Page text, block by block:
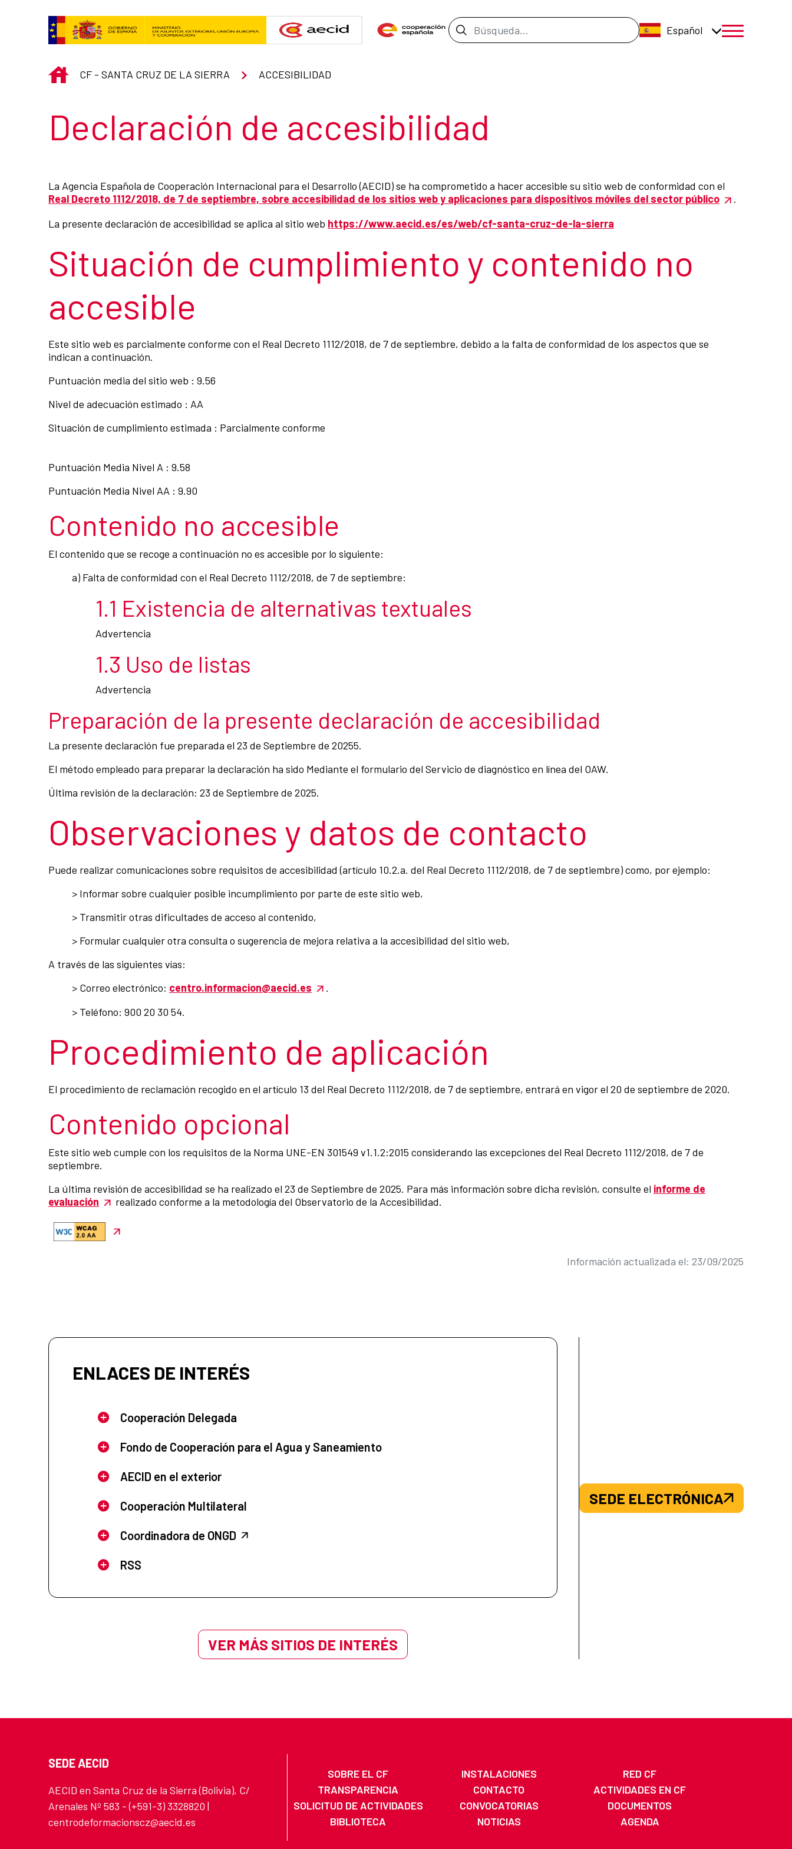
Barra de búsqueda Español
menú móvil
INICIO
CF - SANTA CRUZ DE LA SIERRA ACCESIBILIDAD
Título de la sección
Declaración de accesibilidad
La Agencia Española de Cooperación Internacional para el Desarrollo (AECID) se ha comprometido a hacer accesible su sitio web de conformidad con el
Real Decreto 1112/2018, de 7 de septiembre, sobre accesibilidad de los sitios web y aplicaciones para dispositivos móviles del sector público
.
La presente declaración de accesibilidad se aplica al sitio web https://www.aecid.es/es/web/cf-santa-cruz-de-la-sierra
Situación de cumplimiento y contenido no
accesible
Este sitio web es parcialmente conforme con el Real Decreto 1112/2018, de 7 de septiembre, debido a la falta de conformidad de los aspectos que se
indican a continuación.
Puntuación media del sitio web : 9.56
Nivel de adecuación estimado : AA
Situación de cumplimiento estimada : Parcialmente conforme
Puntuación Media Nivel A : 9.58
Puntuación Media Nivel AA : 9.90
Contenido no accesible
El contenido que se recoge a continuación no es accesible por lo siguiente:
a) Falta de conformidad con el Real Decreto 1112/2018, de 7 de septiembre:
1.1 Existencia de alternativas textuales
Advertencia
1.3 Uso de listas
Advertencia
Preparación de la presente declaración de accesibilidad
La presente declaración fue preparada el 23 de Septiembre de 20255.
El método empleado para preparar la declaración ha sido Mediante el formulario del Servicio de diagnóstico en línea del OAW.
Última revisión de la declaración: 23 de Septiembre de 2025.
Observaciones y datos de contacto
Puede realizar comunicaciones sobre requisitos de accesibilidad (artículo 10.2.a. del Real Decreto 1112/2018, de 7 de septiembre) como, por ejemplo:
> Informar sobre cualquier posible incumplimiento por parte de este sitio web,
> Transmitir otras dificultades de acceso al contenido,
> Formular cualquier otra consulta o sugerencia de mejora relativa a la accesibilidad del sitio web,
A través de las siguientes vías:
> Correo electrónico: centro.informacion@aecid.es
.
> Teléfono: 900 20 30 54.
Procedimiento de aplicación
El procedimiento de reclamación recogido en el artículo 13 del Real Decreto 1112/2018, de 7 de septiembre, entrará en vigor el 20 de septiembre de 2020.
Contenido opcional
Este sitio web cumple con los requisitos de la Norma UNE-EN 301549 v1.1.2:2015 considerando las excepciones del Real Decreto 1112/2018, de 7 de
septiembre.
La última revisión de accesibilidad se ha realizado el 23 de Septiembre de 2025. Para más información sobre dicha revisión, consulte el informe de
evaluación
realizado conforme a la metodología del Observatorio de la Accesibilidad.
Información actualizada el: 23/09/2025
ENLACES DE INTERÉS
Cooperación Delegada
Fondo de Cooperación para el Agua y Saneamiento
AECID en el exterior
Cooperación Multilateral
Coordinadora de ONGD
RSS
VER MÁS SITIOS DE INTERÉS
SEDE ELECTRÓNICA
SEDE AECID
AECID en Santa Cruz de la Sierra (Bolivia), C/
Arenales Nº 583 - (+591-3) 3328820 |
centrodeformacionscz@aecid.es
SOBRE EL CF INSTALACIONES
RED CF
TRANSPARENCIA
CONTACTO
ACTIVIDADES EN CF
SOLICITUD DE ACTIVIDADES
CONVOCATORIAS
DOCUMENTOS
BIBLIOTECA
NOTICIAS AGENDA